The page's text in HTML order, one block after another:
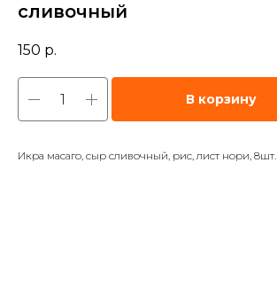
сливочный
150 р.
В корзину
Икра масаго, сыр сливочный, рис, лист нори, 8шт.